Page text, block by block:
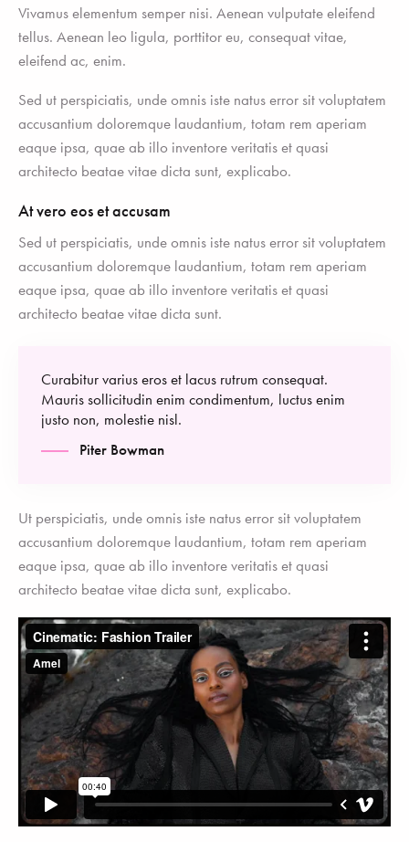
Vivamus elementum semper nisi. Aenean vulputate eleifend
tellus. Aenean leo ligula, porttitor eu, consequat vitae,
eleifend ac, enim.
Sed ut perspiciatis, unde omnis iste natus error sit voluptatem
accusantium doloremque laudantium, totam rem aperiam
eaque ipsa, quae ab illo inventore veritatis et quasi
architecto beatae vitae dicta sunt, explicabo.
At vero eos et accusam
Sed ut perspiciatis, unde omnis iste natus error sit voluptatem
accusantium doloremque laudantium, totam rem aperiam
eaque ipsa, quae ab illo inventore veritatis et quasi
architecto beatae vitae dicta sunt.
Curabitur varius eros et lacus rutrum consequat.
Mauris sollicitudin enim condimentum, luctus enim
justo non, molestie nisl.
Piter Bowman
Ut perspiciatis, unde omnis iste natus error sit voluptatem
accusantium doloremque laudantium, totam rem aperiam
eaque ipsa, quae ab illo inventore veritatis et quasi
architecto beatae vitae dicta sunt, explicabo.